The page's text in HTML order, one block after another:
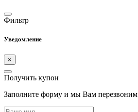
Фильтр
Уведомление
×
Получить купон
Заполните форму и мы Вам перезвоним